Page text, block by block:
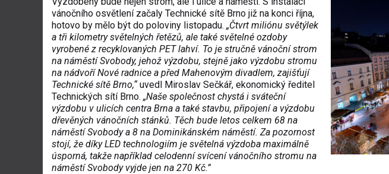
vánočního osvětlení začaly Technické sítě Brno již na konci října,
hotovo by mělo být do poloviny listopadu. „Čtvrt miliónu světýlek
a tři kilometry světelných řetězů, ale také světelné ozdoby
vyrobené z recyklovaných PET lahví. To je stručně vánoční strom
na náměstí Svobody, jehož výzdobu, stejně jako výzdobu stromu
na nádvoří Nové radnice a před Mahenovým divadlem, zajišťují
Technické sítě Brno,“uvedl Miroslav Sečkář, ekonomický ředitel
Technických sítí Brno. „Naše společnost chystá i sváteční
výzdobu v ulicích centra Brna a také stavbu, připojení a výzdobu
dřevěných vánočních stánků. Těch bude letos celkem 68 na
náměstí Svobody a 8 na Dominikánském náměstí. Za pozornost
stojí, že díky LED technologiím je světelná výzdoba maximálně
úsporná, takže například celodenní svícení vánočního stromu na
náměstí Svobody vyjde jen na 270 Kč.”